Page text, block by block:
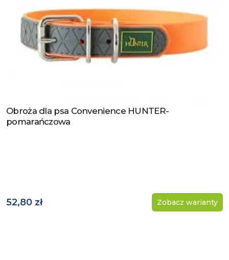
Zobacz produkt
Obroża dla psa Convenience HUNTER-
pomarańczowa
52,80 zł Zobacz warianty